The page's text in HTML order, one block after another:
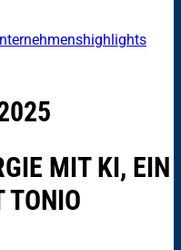
MIT KI, EIN
TONIO